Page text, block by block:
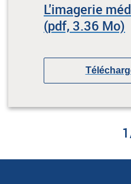
L'imagerie
(pdf, 3.36 Mo)
1